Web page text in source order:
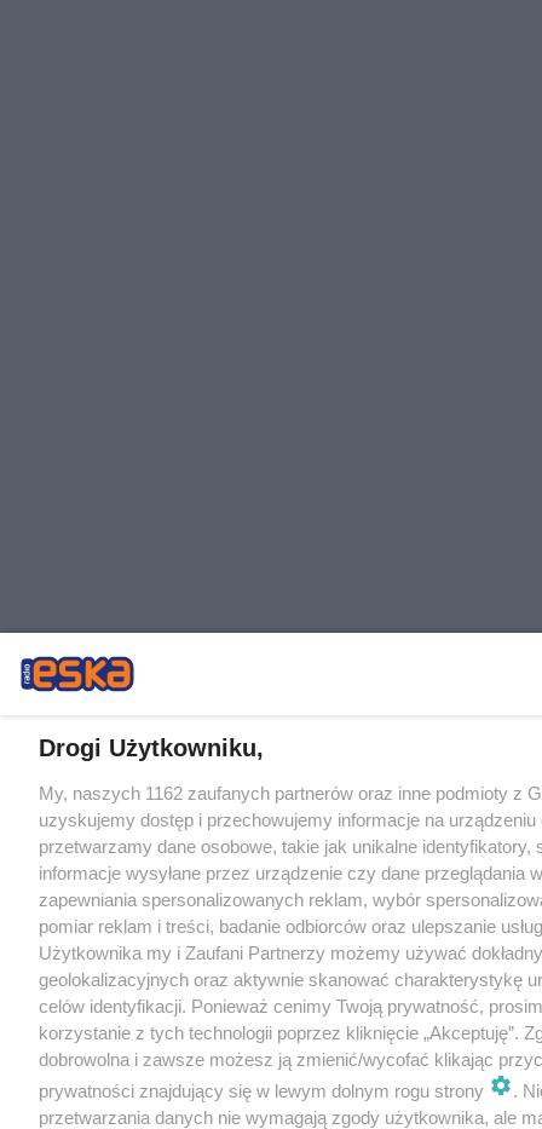
Drogi Użytkowniku,
My, naszych 1162 zaufanych partnerów oraz inne podmioty z
uzyskujemy dostęp i przechowujemy informacje na urządzeniu
przetwarzamy dane osobowe, takie jak unikalne identyfikatory,
informacje wysyłane przez urządzenie czy dane przeglądania
zapewniania spersonalizowanych reklam, wybór
pomiar reklam i treści, badanie odbiorców oraz ulepszanie
Użytkownika my i Zaufani Partnerzy możemy używać
geolokalizacyjnych oraz aktywnie skanować charakterystykę
celów identyfikacji. Ponieważ cenimy Twoją prywatność,
korzystanie z tych technologii poprzez kliknięcie „Akceptuję”.
dobrowolna i zawsze możesz ją zmienić/wycofać klikając
prywatności znajdujący się w lewym dolnym rogu strony
.
przetwarzania danych nie wymagają zgody użytkownika, ale